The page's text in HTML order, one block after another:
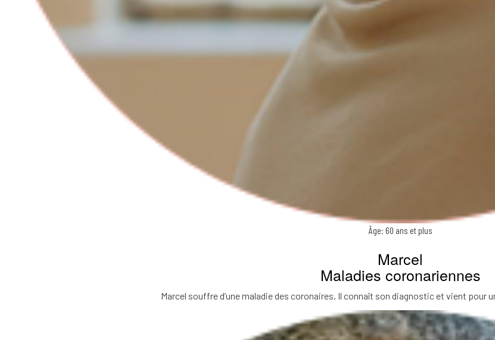
Âge: 60 ans et plus
Marcel
Maladies coronariennes
Marcel souffre d’une maladie des coronaires, Il connaît son diagnostic et vient pour